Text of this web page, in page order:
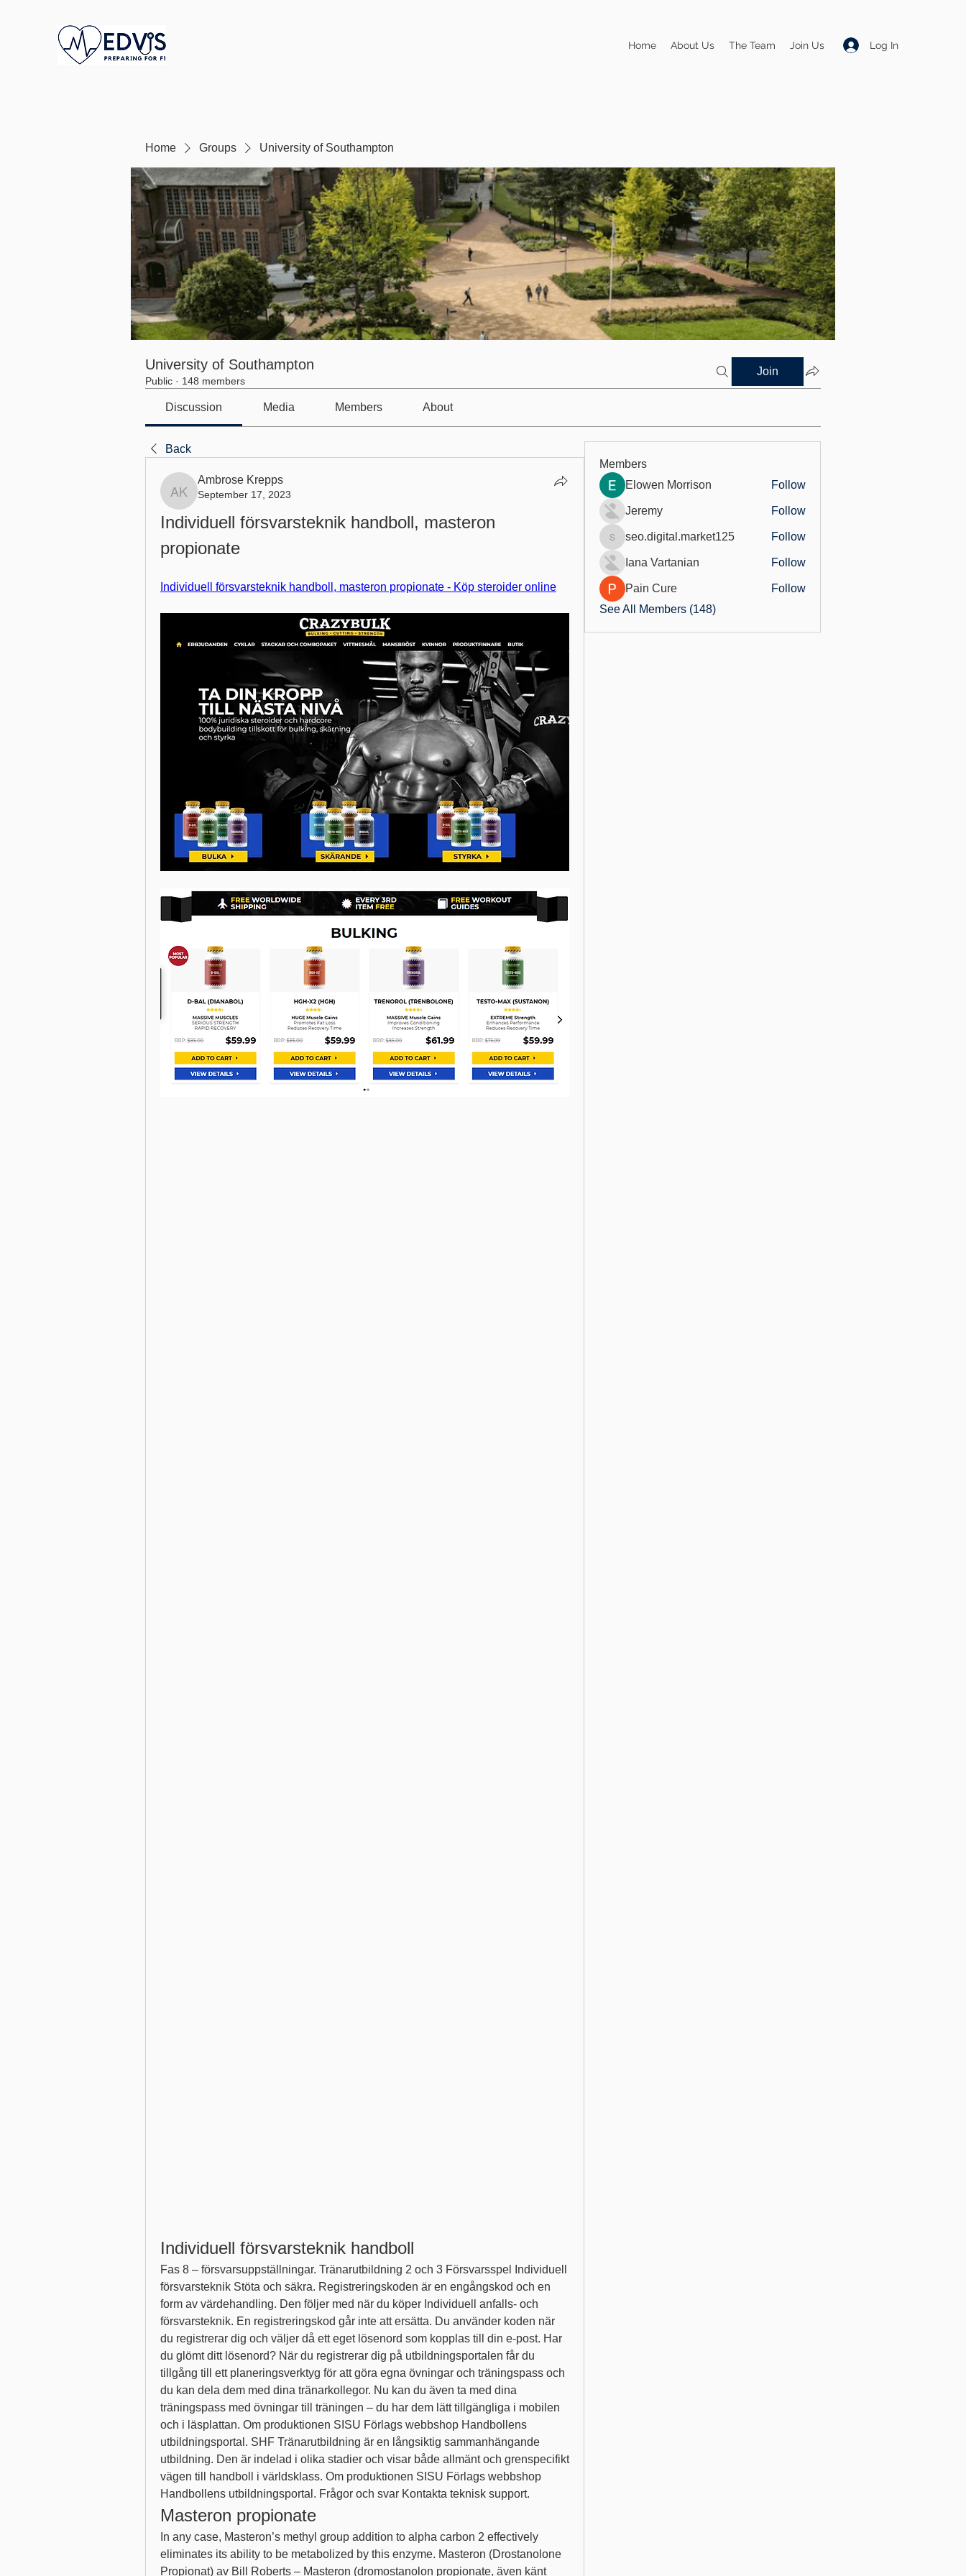
Log In
Home About Us The Team Join Us
Home Groups University of Southampton
University of Southampton
Public · 148 members
Join
Discussion Media Members About
Back
Ambrose Krepps
Ambrose Krepps
September 17, 2023
Individuell försvarsteknik handboll, masteron
propionate
Individuell försvarsteknik handboll, masteron propionate - Köp steroider online
Individuell försvarsteknik handboll
Fas 8 – försvarsuppställningar. Tränarutbildning 2 och 3 Försvarsspel Individuell
försvarsteknik Stöta och säkra. Registreringskoden är en engångskod och en
form av värdehandling. Den följer med när du köper Individuell anfalls- och
försvarsteknik. En registreringskod går inte att ersätta. Du använder koden när
du registrerar dig och väljer då ett eget lösenord som kopplas till din e-post. Har
du glömt ditt lösenord? När du registrerar dig på utbildningsportalen får du
tillgång till ett planeringsverktyg för att göra egna övningar och träningspass och
du kan dela dem med dina tränarkollegor. Nu kan du även ta med dina
träningspass med övningar till träningen – du har dem lätt tillgängliga i mobilen
och i läsplattan. Om produktionen SISU Förlags webbshop Handbollens
utbildningsportal. SHF Tränarutbildning är en långsiktig sammanhängande
utbildning. Den är indelad i olika stadier och visar både allmänt och grenspecifikt
vägen till handboll i världsklass. Om produktionen SISU Förlags webbshop
Handbollens utbildningsportal. Frågor och svar Kontakta teknisk support.
Masteron propionate
In any case, Masteron’s methyl group addition to alpha carbon 2 effectively
eliminates its ability to be metabolized by this enzyme. Masteron (Drostanolone
Propionat) av Bill Roberts – Masteron (dromostanolon propionate, även känt
Members
Elowen Morrison
Follow
Jeremy Follow
seo.digital.market125
seo.digital.market125 Follow
Iana Vartanian Follow
Pain Cure
Follow
See All Members (148)